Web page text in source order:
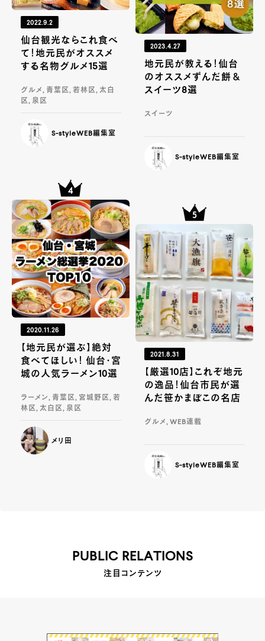
2022.9.2
仙台観光ならこれ食べ
て！地元民がオススメ
する名物グルメ15選
グルメ, 青葉区, 若林区, 太白
区, 泉区
S-styleWEB編集室
2023.4.27
地元民が教える！仙台
のオススメずんだ餅＆
スイーツ8選
スイーツ
S-styleWEB編集室
2020.11.26
【地元民が選ぶ】絶対
食べてほしい！ 仙台・宮
城の人気ラーメン10選
ラーメン, 青葉区, 宮城野区, 若
林区, 太白区, 泉区
メリ田
2021.8.31
【厳選10店】これぞ地元
の逸品！仙台市民が選
んだ笹かまぼこの名店
グルメ, WEB連載
S-styleWEB編集室
PUBLIC RELATIONS
注目コンテンツ